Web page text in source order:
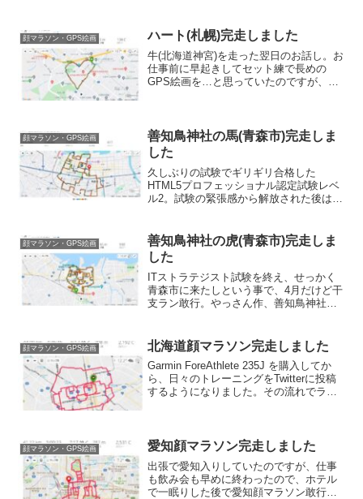
は朝らーめんやってるって事で孫鈴舎
へ。入口で食券...
顔マラソン・GPS絵画 ハート(札幌)完走しました
牛(北海道神宮)を走った翌日のお話し。お
仕事前に早起きしてセット練で長めの
GPS絵画を…と思っていたのですが、飲
地点まで向か...
顔マラソン・GPS絵画
善知鳥神社の馬(青森市)完走しま
した
久しぶりの試験でギリギリ合格した
HTML5プロフェッショナル認定試験レベ
ル2。試験の緊張感から解放された後は、
11:25スタート。細かい部分は忘れない様
に先に描いて...
顔マラソン・GPS絵画
善知鳥神社の虎(青森市)完走しま
した
ITストラテジスト試験を終え、せっかく
青森市に来たしという事で、4月だけど干
支ラン敢行。やっさん作、善知鳥神社の
が、青い森セントラルパークの駐車場に
車を停め、陸橋を...
顔マラソン・GPS絵画 北海道顔マラソン完走しました
Garmin ForeAthlete 235J を購入してか
ら、日々のトレーニングをTwitterに投稿
するようになりました。その流れでラン
顔マラソン・GPS絵画 愛知顔マラソン完走しました
出張で愛知入りしていたのですが、仕事
も飲み会も早めに終わったので、ホテル
で一眠りした後で愛知顔マラソン敢行し